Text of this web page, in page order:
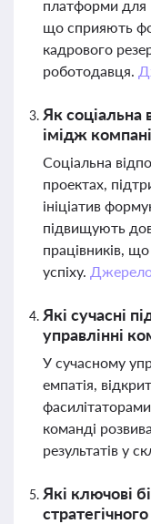
платформи для
що сприяють
кадрового
роботодавця.
Як соціальна
імідж
Соціальна
проектах,
ініціатив
підвищують
працівників,
успіху.
Які сучасні
управлінні
У сучасному
емпатія,
команді
результатів у
Які ключові